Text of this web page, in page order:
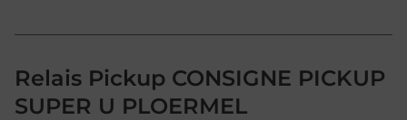
Relais Pickup CONSIGNE PICKUP
SUPER U PLOERMEL